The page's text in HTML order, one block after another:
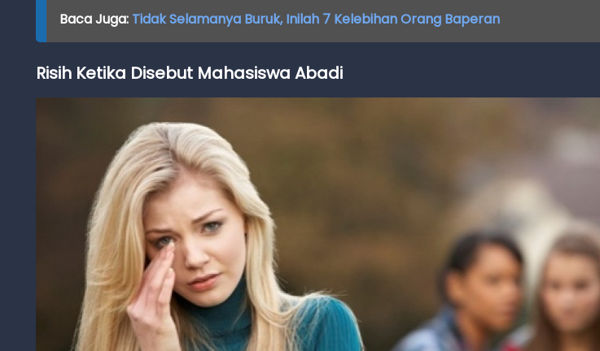
Baca Juga: Tidak Selamanya Buruk, Inilah 7 Kelebihan Orang Baperan
Risih Ketika Disebut Mahasiswa Abadi